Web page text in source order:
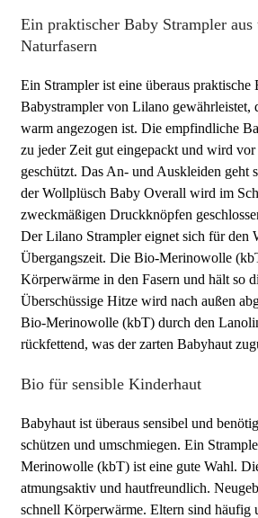
Ein praktischer Baby Strampler aus
Naturfasern
Ein Strampler ist eine überaus
Babystrampler von Lilano gewährleistet,
warm angezogen ist. Die empfindliche
zu jeder Zeit gut eingepackt und wird
geschützt. Das An- und Auskleiden geht
der Wollplüsch Baby Overall wird im
zweckmäßigen Druckknöpfen
Der Lilano Strampler eignet sich für den
Übergangszeit. Die Bio-Merinowolle
Körperwärme in den Fasern und hält so
Überschüssige Hitze wird nach außen
Bio-Merinowolle (kbT) durch den
rückfettend, was der zarten Babyhaut
Bio für sensible Kinderhaut
Babyhaut ist überaus sensibel und
schützen und umschmiegen. Ein
Merinowolle (kbT) ist eine gute Wahl.
atmungsaktiv und hautfreundlich.
schnell Körperwärme. Eltern sind häufig